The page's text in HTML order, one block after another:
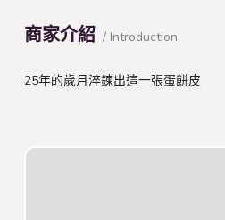
商家介紹 / Introduction
25年的歲月淬鍊出這一張蛋餅皮